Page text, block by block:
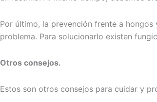
Por último, la prevención frente a
problema. Para solucionarlo existen
Otros consejos.
Estos son otros consejos para cuidar y